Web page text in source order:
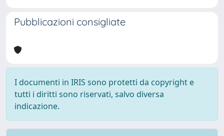
Pubblicazioni consigliate
I documenti in IRIS sono protetti da copyright e
tutti i diritti sono riservati, salvo diversa
indicazione.